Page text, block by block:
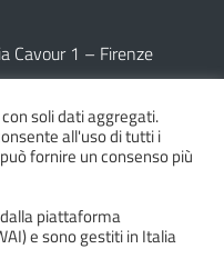
Cavour 1 – Firenze
soli dati aggregati.
all'uso di tutti i
fornire un consenso più
piattaforma
e sono gestiti in Italia